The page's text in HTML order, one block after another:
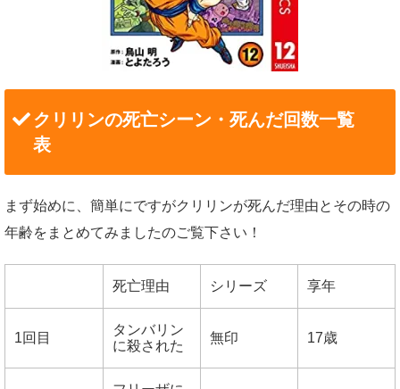
クリリンの死亡シーン・死んだ回数一覧
表
まず始めに、簡単にですがクリリンが死んだ理由とその時の
年齢をまとめてみましたのご覧下さい！
死亡理由 シリーズ 享年
1回目
タンバリン
に殺された
無印 17歳